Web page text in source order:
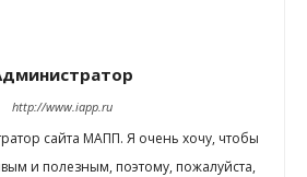
http://www.iapp.ru
сайта МАПП. Я очень хочу, чтобы
и полезным, поэтому, пожалуйста,